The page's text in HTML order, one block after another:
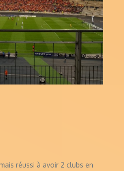
réussi à avoir 2 clubs en